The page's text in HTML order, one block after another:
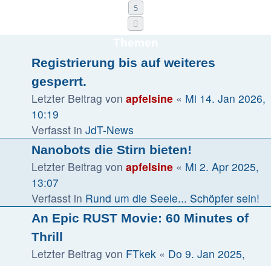
5
Registrierung bis auf weiteres
gesperrt.
Letzter Beitrag von apfelsine « Mi 14. Jan 2026,
10:19
Verfasst in JdT-News
Nanobots die Stirn bieten!
Letzter Beitrag von apfelsine « Mi 2. Apr 2025,
13:07
Verfasst in Rund um die Seele... Schöpfer sein!
An Epic RUST Movie: 60 Minutes of
Thrill
Letzter Beitrag von FTkek « Do 9. Jan 2025,